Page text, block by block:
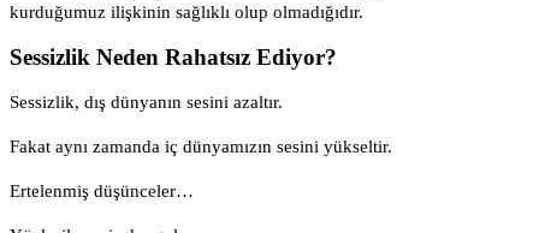
kurduğumuz ilişkinin sağlıklı olup olmadığıdır.
Sessizlik Neden Rahatsız Ediyor?
Sessizlik, dış dünyanın sesini azaltır.
Fakat aynı zamanda iç dünyamızın sesini yükseltir.
Ertelenmiş düşünceler…